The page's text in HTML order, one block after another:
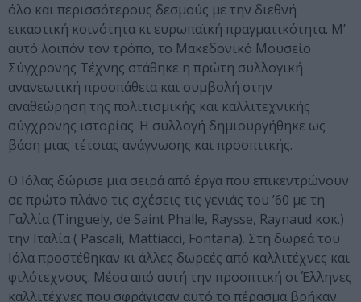
όλο και περισσότερους δεσμούς με την διεθνή
εικαστική κοινότητα κι ευρωπαϊκή πραγματικότητα. Μ’
αυτό λοιπόν τον τρόπο, το Μακεδονικό Μουσείο
Σύγχρονης Τέχνης στάθηκε η πρώτη συλλογική
ανανεωτική προσπάθεια και συμβολή στην
αναθεώρηση της πολιτισμικής και καλλιτεχνικής
σύγχρονης ιστορίας. Η συλλογή δημιουργήθηκε ως
βάση μιας τέτοιας ανάγνωσης και προοπτικής.
Ο Ιόλας δώρισε μια σειρά από έργα που επικεντρώνουν
σε πρώτο πλάνο τις σχέσεις τις γενιάς του ’60 με τη
Γαλλία (Tinguely, de Saint Phalle, Raysse, Raynaud κοκ.)
την Ιταλία ( Pascali, Mattiacci, Fontana). Στη δωρεά του
Ιόλα προστέθηκαν κι άλλες δωρεές από καλλιτέχνες και
φιλότεχνους. Μέσα από αυτή την προοπτική οι Έλληνες
καλλιτέχνες που σφράγισαν αυτό το πέρασμα βρήκαν